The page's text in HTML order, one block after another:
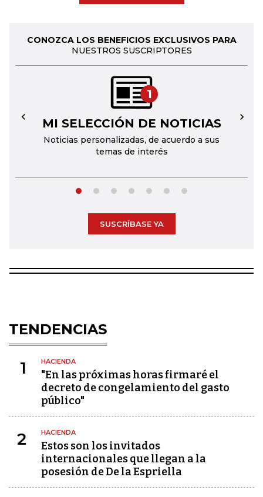
CONOZCA LOS BENEFICIOS EXCLUSIVOS PARA
NUESTROS SUSCRIPTORES
1
MI SELECCIÓN DE NOTICIAS
Noticias personalizadas, de acuerdo a sus
temas de interés
← →
SUSCRÍBASE YA
TENDENCIAS
1 HACIENDA
"En las próximas horas firmaré el
decreto de congelamiento del gasto
público"
2 HACIENDA
Estos son los invitados
internacionales que llegan a la
posesión de De la Espriella